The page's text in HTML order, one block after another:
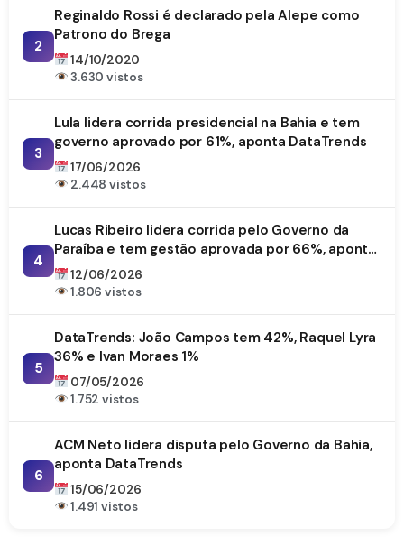
2
Reginaldo Rossi é declarado pela Alepe como
Patrono do Brega
14/10/2020
3.630 vistos
3
Lula lidera corrida presidencial na Bahia e tem
governo aprovado por 61%, aponta DataTrends
17/06/2026
2.448 vistos
4
Lucas Ribeiro lidera corrida pelo Governo da
Paraíba e tem gestão aprovada por 66%, aponta
DataTrends
12/06/2026
1.806 vistos
5
DataTrends: João Campos tem 42%, Raquel Lyra
36% e Ivan Moraes 1%
07/05/2026
1.752 vistos
6
ACM Neto lidera disputa pelo Governo da Bahia,
aponta DataTrends
15/06/2026
1.491 vistos